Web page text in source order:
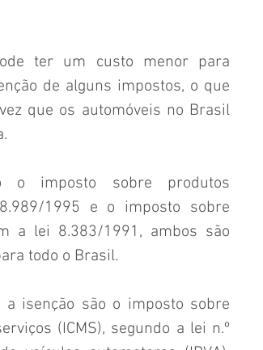
ter um custo menor para
de alguns impostos, o que
que os automóveis no Brasil
o imposto sobre produtos
1995 e o imposto sobre
a lei 8.383/1991, ambos são
todo o Brasil.
isenção são o imposto sobre
(ICMS), segundo a lei n.º